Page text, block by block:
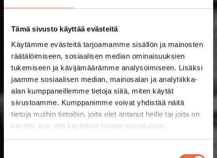
Tämä sivusto käyttää evästeitä
Käytämme evästeitä tarjoamamme sisällön ja mainosten
räätälöimiseen, sosiaalisen median ominaisuuksien
tukemiseen ja kävijämäärämme analysoimiseen. Lisäksi
jaamme sosiaalisen median, mainosalan ja analytiikka-
alan kumppaneillemme tietoja siitä, miten käytät
sivustoamme. Kumppanimme voivat yhdistää näitä
tietoja muihin tietoihin, joita olet antanut heille tai joita on
kerätty, kun olet käyttänyt heidän palvelujaan.